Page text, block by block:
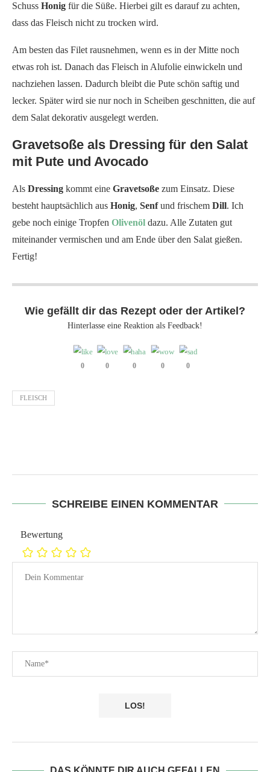
Schuss Honig für die Süße. Hierbei gilt es darauf zu achten,
dass das Fleisch nicht zu trocken wird.
Am besten das Filet rausnehmen, wenn es in der Mitte noch
etwas roh ist. Danach das Fleisch in Alufolie einwickeln und
nachziehen lassen. Dadurch bleibt die Pute schön saftig und
lecker. Später wird sie nur noch in Scheiben geschnitten, die auf
dem Salat dekorativ ausgelegt werden.
Gravetsoße als Dressing für den Salat
mit Pute und Avocado
Als Dressing kommt eine Gravetsoße zum Einsatz. Diese
besteht hauptsächlich aus Honig, Senfund frischem Dill. Ich
gebe noch einige Tropfen Olivenöl dazu. Alle Zutaten gut
miteinander vermischen und am Ende über den Salat gießen.
Fertig!
Wie gefällt dir das Rezept oder der Artikel?
Hinterlasse eine Reaktion als Feedback!
0 0 0 0 0
FLEISCH
SCHREIBE EINEN KOMMENTAR
Bewertung